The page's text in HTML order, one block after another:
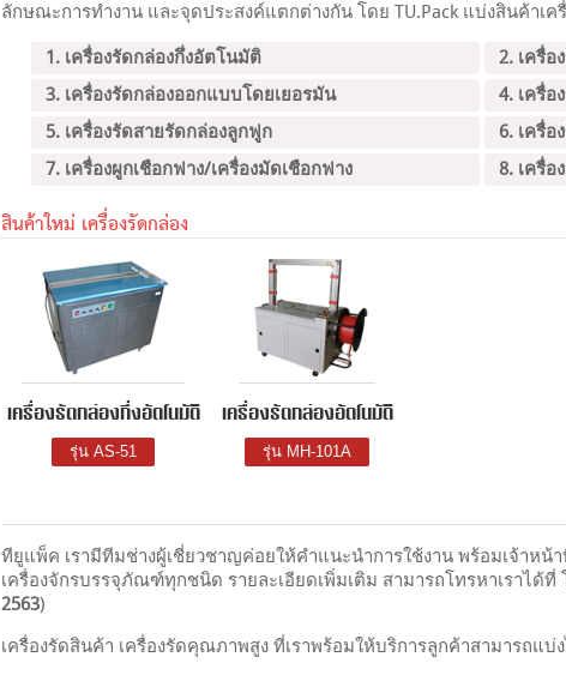
ลักษณะการทำงาน และจุดประสงค์แตกต่างกัน โดย TU.Pack แบ่งสินค้าเ
1. เครื่องรัดกล่องกึ่งอัตโนมัติ
2. เครื่อ
3. เครื่องรัดกล่องออกแบบโดยเยอรมัน
4. เครื่อ
5. เครื่องรัดสายรัดกล่องลูกฟูก
6. เครื่
7. เครื่องผูกเชือกฟาง/เครื่องมัดเชือกฟาง
8. เครื่
สินค้าใหม่ เครื่องรัดกล่อง
เครื่องรัดกล่องกึ่งอัตโนมัติ
รุ่น AS-51
เครื่องรัดกล่องอัตโนมัติ
รุ่น MH-101A
ทียูแพ็ค เรามีทีมช่างผู้เชี่ยวชาญค่อยให้คำแนะนำการใช้งาน พร้อมเจ้าห
เครื่องจักรบรรจุภัณฑ์ทุกชนิด รายละเอียดเพิ่มเติม สามารถโทรหาเราได้
2563)
เครื่องรัดสินค้า เครื่องรัดคุณภาพสูง ที่เราพร้อมให้บริการลูกค้าสามารถแบ่